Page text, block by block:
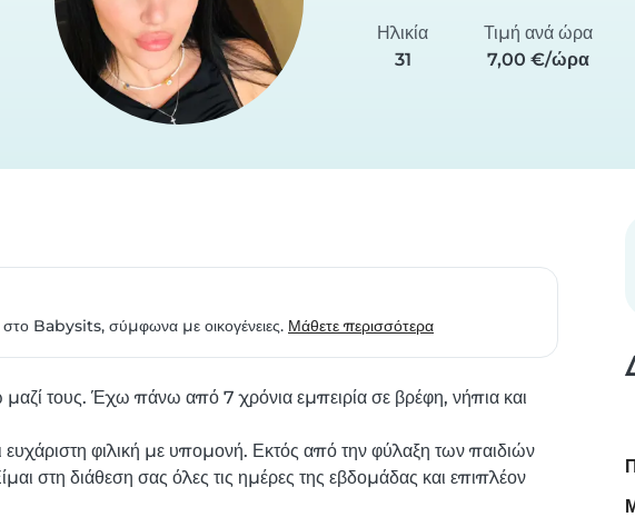
Ηλικία
31
Τιμή ανά ώρα
7,00 €/ώρα
Babysits, σύμφωνα με οικογένειες. Μάθετε περισσότερα
μαζί τους. Έχω πάνω από 7 χρόνια εμπειρία σε βρέφη, νήπια και
φιλική με υπομονή. Εκτός από την φύλαξη των παιδιών
στη διάθεση σας όλες τις ημέρες της εβδομάδας και επιπλέον